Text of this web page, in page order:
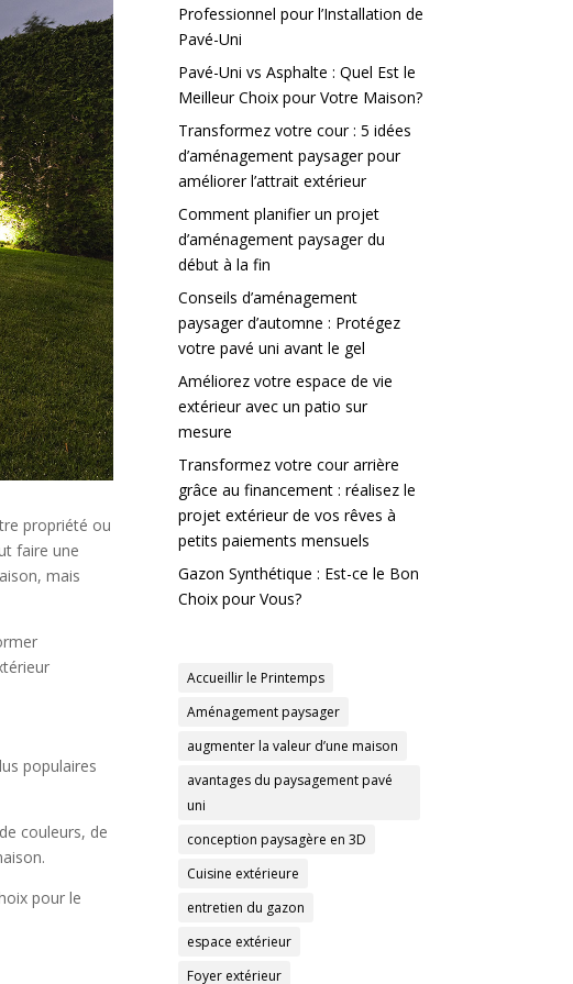
propriété ou
faire une
mais
populaires
couleurs, de
pour le
Professionnel pour l’Installation de
Pavé-Uni
Pavé-Uni vs Asphalte : Quel Est le
Meilleur Choix pour Votre Maison?
Transformez votre cour : 5 idées
d’aménagement paysager pour
améliorer l’attrait extérieur
Comment planifier un projet
d’aménagement paysager du
début à la fin
Conseils d’aménagement
paysager d’automne : Protégez
votre pavé uni avant le gel
Améliorez votre espace de vie
extérieur avec un patio sur
mesure
Transformez votre cour arrière
grâce au financement : réalisez le
projet extérieur de vos rêves à
petits paiements mensuels
Gazon Synthétique : Est-ce le Bon
Choix pour Vous?
Accueillir le Printemps
Aménagement paysager
augmenter la valeur d’une maison
avantages du paysagement pavé
uni
conception paysagère en 3D
Cuisine extérieure
entretien du gazon
espace extérieur
Foyer extérieur